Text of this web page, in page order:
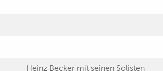
Heinz Becker mit seinen Solisten